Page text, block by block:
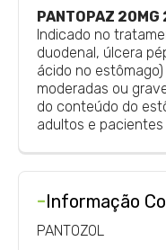
PANTOPAZ 20MG
Indicado no
duodenal, úlcera
ácido no
moderadas ou
do conteúdo do
adultos e
-Informação
PANTOZOL